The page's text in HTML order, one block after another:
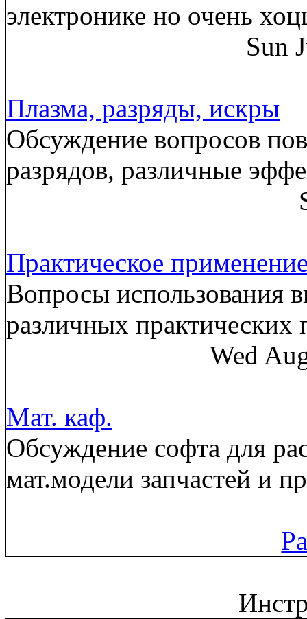
электронике но очень
Sun
Плазма, разряды, искры
Обсуждение вопросов
разрядов, различные
Практическое
Вопросы использования
различных практических
Wed
Мат. каф.
Обсуждение софта для
мат.модели запчастей и